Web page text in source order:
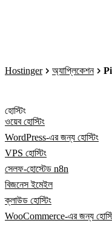
Hostinger অ্যাপ্লিকেশন
হোস্টিং
ওয়েব হোস্টিং
WordPress-এর জন্য হোস্টিং
VPS হোস্টিং
সেলফ-হোস্টেড n8n
বিজনেস ইমেইল
ক্লাউড হোস্টিং
WooCommerce-এর জন্য